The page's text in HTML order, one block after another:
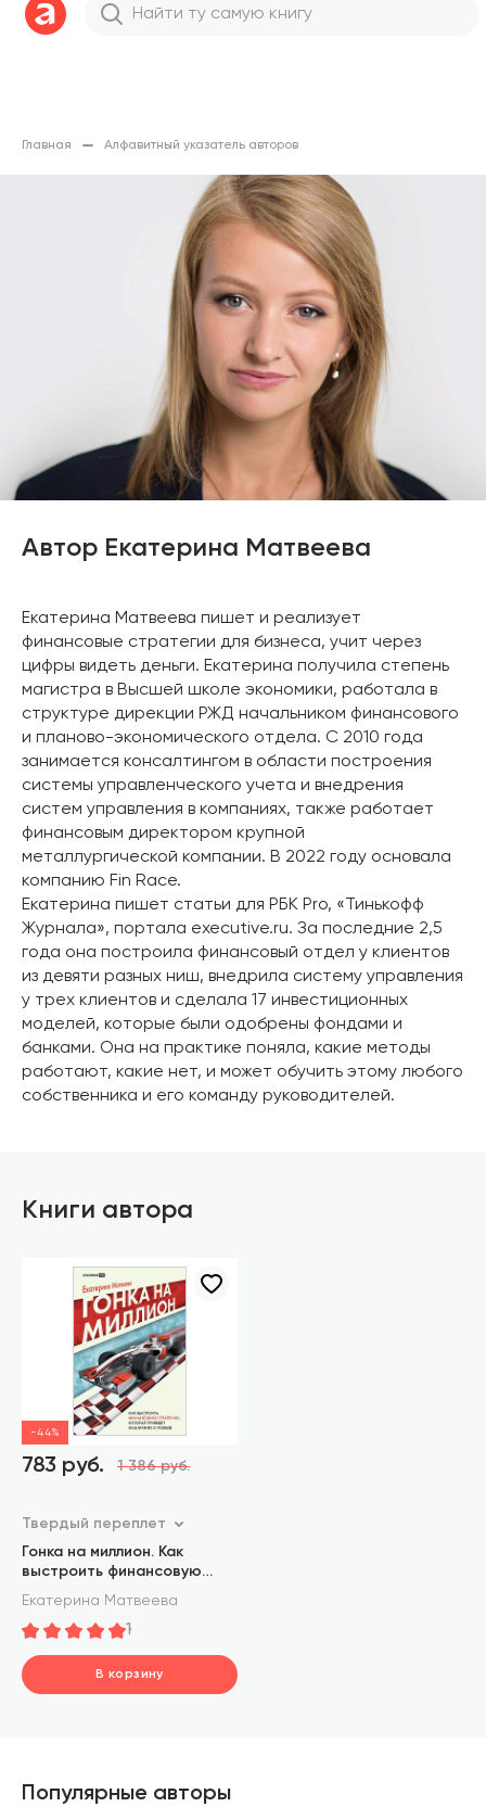
Главная Алфавитный указатель авторов
Автор Екатерина Матвеева
Екатерина Матвеева пишет и реализует
финансовые стратегии для бизнеса, учит через
цифры видеть деньги. Екатерина получила степень
магистра в Высшей школе экономики, работала в
структуре дирекции РЖД начальником финансового
и планово-экономического отдела. С 2010 года
занимается консалтингом в области построения
системы управленческого учета и внедрения
систем управления в компаниях, также работает
финансовым директором крупной
металлургической компании. В 2022 году основала
компанию Fin Race.
Екатерина пишет статьи для РБК Pro, «Тинькофф
Журнала», портала executive.ru. За последние 2,5
года она построила финансовый отдел у клиентов
из девяти разных ниш, внедрила систему управления
у трех клиентов и сделала 17 инвестиционных
моделей, которые были одобрены фондами и
банками. Она на практике поняла, какие методы
работают, какие нет, и может обучить этому любого
собственника и его команду руководителей.
Книги автора
-44%
783 руб. 1 386 руб.
Твердый переплет
Гонка на миллион. Как
выстроить финансовую
стратегию, которая
приведет ваш бизнес к
победе
Екатерина Матвеева
1
В корзину
Популярные авторы